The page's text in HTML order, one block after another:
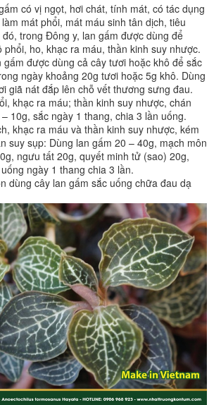
có vị ngọt, hơi chát, tính mát, có tác dụng
mát phổi, mát máu sinh tân dịch, tiêu
trong Đông y, lan gấm được dùng để
phổi, ho, khạc ra máu, thần kinh suy nhược.
gấm được dùng cả cây tươi hoặc khô để sắc
ngày khoảng 20g tươi hoặc 5g khô. Dùng
giã nát đắp lên chỗ vết thương sưng đau.
khạc ra máu; thần kinh suy nhược, chán
10g, sắc ngày 1 thang, chia 3 lần uống.
khạc ra máu và thần kinh suy nhược, kém
suy sụp: Dùng lan gấm 20 – 40g, mạch môn
ngưu tất 20g, quyết minh tử (sao) 20g,
ngày 1 thang chia 3 lần.
dùng cây lan gấm sắc uống chữa đau dạ